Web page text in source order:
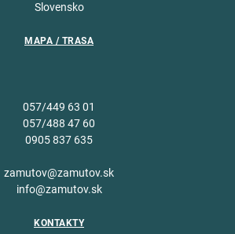
Slovensko
MAPA / TRASA
057/449 63 01
057/488 47 60
0905 837 635
zamutov@zamutov.sk
info@zamutov.sk
KONTAKTY